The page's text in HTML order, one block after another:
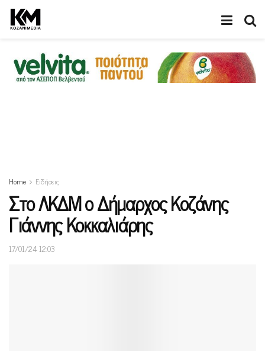
Home Ειδήσεις
Στο ΛΚΔΜ ο Δήμαρχος Κοζάνης
Γιάννης Κοκκαλιάρης
17/01/24 12:03